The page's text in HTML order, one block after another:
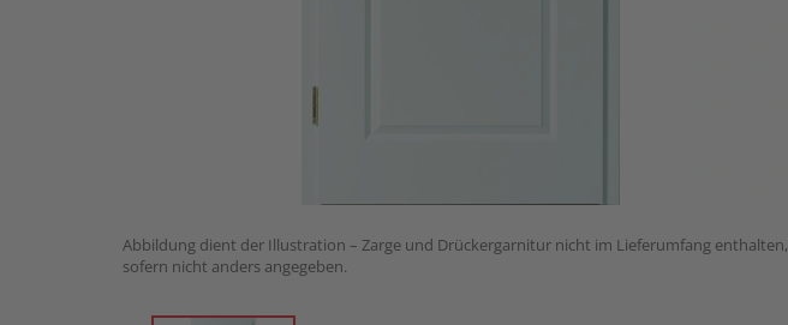
Abbildung dient der Illustration – Zarge und Drückergarnitur nicht im Lieferumfang enthalten,
sofern nicht anders angegeben.